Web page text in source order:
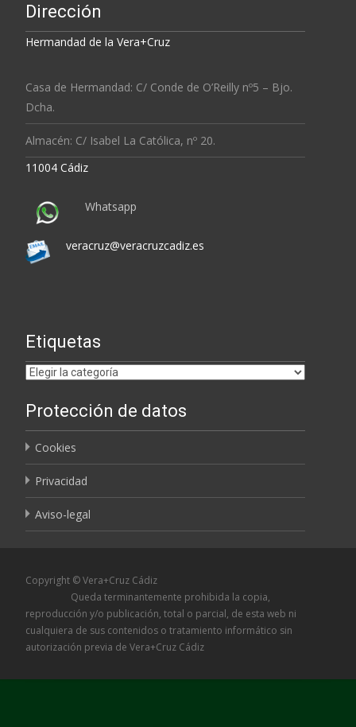
Dirección
Hermandad de la Vera+Cruz
Casa de Hermandad: C/ Conde de O’Reilly nº5 – Bjo.
Dcha.
Almacén: C/ Isabel La Católica, nº 20.
11004 Cádiz
Whatsapp
veracruz@veracruzcadiz.es
Etiquetas
Etiquetas
Protección de datos
Cookies
Privacidad
Aviso-legal
Copyright © Vera+Cruz Cádiz
Queda terminantemente prohibida la copia,
reproducción y/o publicación, total o parcial, de esta web ni
cualquiera de sus contenidos o tratamiento informático sin
autorización previa de Vera+Cruz Cádiz